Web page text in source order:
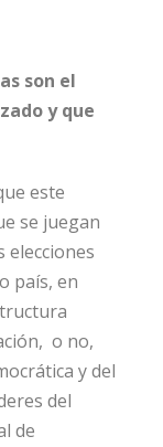
son el
y que
este
se juegan
elecciones
país, en
o no,
y del
del
de